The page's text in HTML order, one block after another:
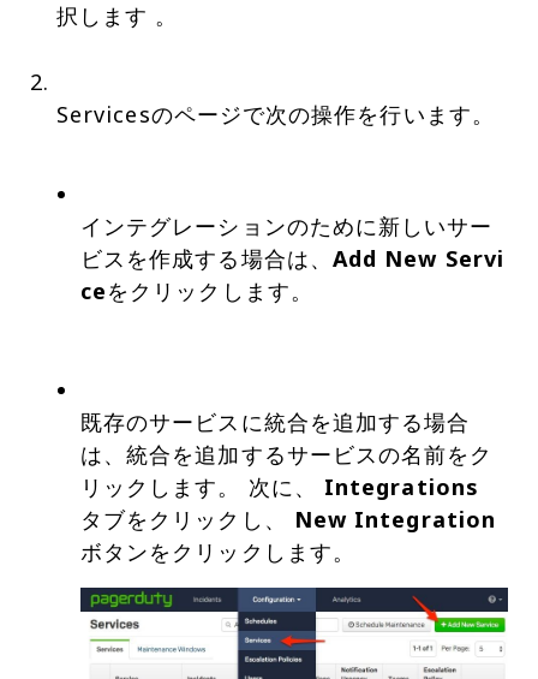
択します 。
Servicesのページで次の操作を行います。
インテグレーションのために新しいサー
ビスを作成する場合は、 Add New Servi
ceをクリックします。
既存のサービスに統合を追加する場合
は、統合を追加するサービスの名前をク
リックします。 次に、 Integrations
タブをクリックし、 New Integration